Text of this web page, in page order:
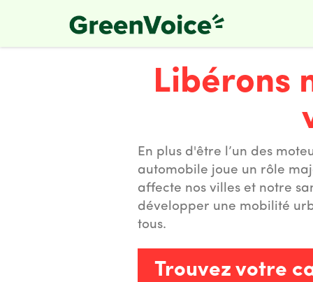
Libérons
En plus d'être l’un des
automobile joue un rôle
affecte nos villes et notre
développer une mobilité
tous.
Trouvez votre